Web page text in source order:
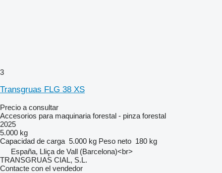
3
Transgruas FLG 38 XS
Precio a consultar
Accesorios para maquinaria forestal - pinza forestal
2025
5.000 kg
Capacidad de carga 5.000 kg Peso neto 180 kg
España, Lliça de Vall (Barcelona)<br>
TRANSGRUAS CIAL, S.L.
Contacte con el vendedor